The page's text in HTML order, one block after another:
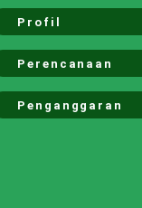
Profil
Perencanaan
Penganggaran